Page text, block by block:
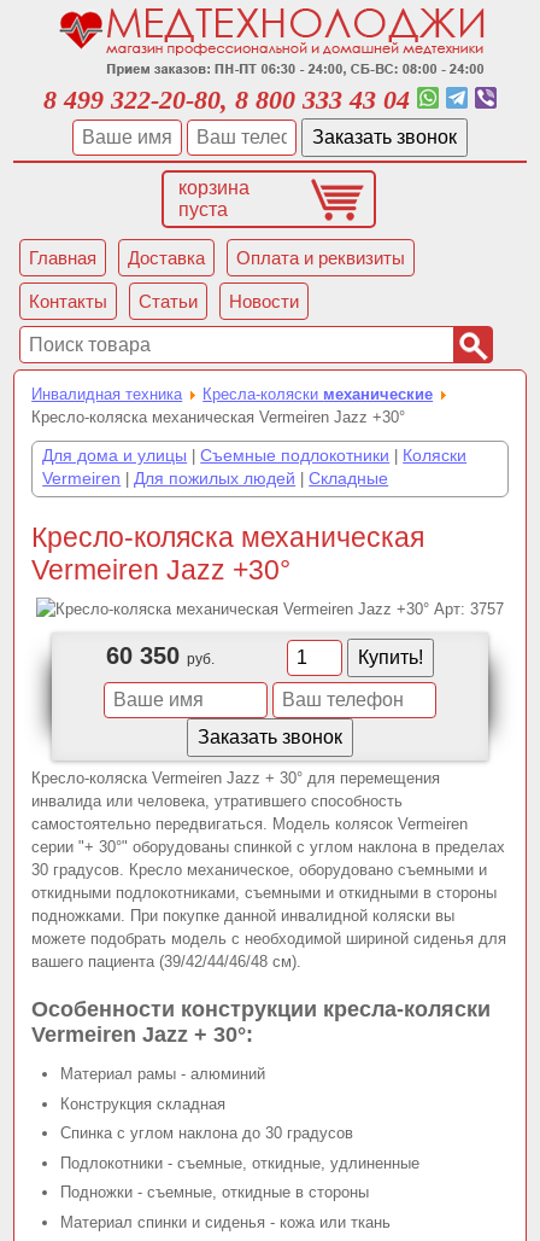
8 499 322-20-80, 8 800 333 43 04
корзина
пуста
Главная Доставка Оплата и реквизиты
Контакты Статьи Новости
Инвалидная техника Кресла-коляски механические
Кресло-коляска механическая Vermeiren Jazz +30°
Для дома и улицы |Съемные подлокотники
Коляски
Vermeiren |Для пожилых людей |Складные
Кресло-коляска механическая
Vermeiren Jazz +30°
Арт: 3757
60 350 руб.
Кресло-коляска Vermeiren Jazz + 30° для перемещения
инвалида или человека, утратившего способность
самостоятельно передвигаться. Модель колясок Vermeiren
серии "+ 30°" оборудованы спинкой с углом наклона в пределах
30 градусов. Кресло механическое, оборудовано съемными и
откидными подлокотниками, съемными и откидными в стороны
подножками. При покупке данной инвалидной коляски вы
можете подобрать модель с необходимой шириной сиденья для
вашего пациента (39/42/44/46/48 см).
Особенности конструкции кресла-коляски
Vermeiren Jazz + 30°:
Материал рамы - алюминий
Конструкция складная
Спинка с углом наклона до 30 градусов
Подлокотники - съемные, откидные, удлиненные
Подножки - съемные, откидные в стороны
Материал спинки и сиденья - кожа или ткань